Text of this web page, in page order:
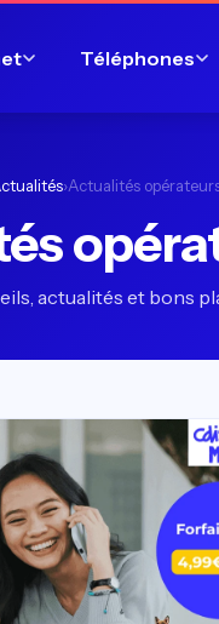
Téléphones
›Actualités
actualités et bons